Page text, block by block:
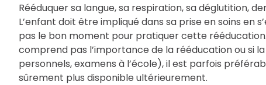
Rééduquer sa langue, sa respiration, sa déglutition,
L’enfant doit être impliqué dans sa prise en soins en
pas le bon moment pour pratiquer cette
comprend pas l’importance de la rééducation ou si
personnels, examens à l’école), il est parfois
sûrement plus disponible ultérieurement.